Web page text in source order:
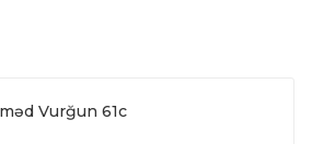
Vurğun 61c